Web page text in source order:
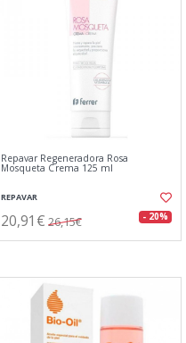
Repavar Regeneradora Rosa
Mosqueta Crema 125 ml
REPAVAR
20,91€ 26,15€ - 20%